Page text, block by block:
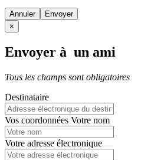
Annuler
×
Envoyer à un ami
Tous les champs sont obligatoires
Destinataire
Vos coordonnées Votre nom
Votre adresse électronique